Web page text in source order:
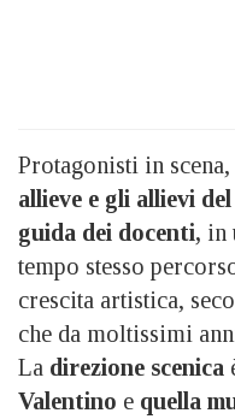
Protagonisti in
allieve e gli allievi
guida dei docenti, in
tempo stesso
crescita artistica,
che da moltissimi
La direzione scenica
Valentino e quella